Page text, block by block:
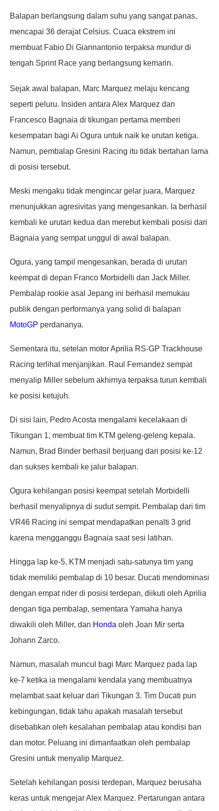
Balapan berlangsung dalam suhu yang sangat panas,
mencapai 36 derajat Celsius. Cuaca ekstrem ini
membuat Fabio Di Giannantonio terpaksa mundur di
tengah Sprint Race yang berlangsung kemarin.
Sejak awal balapan, Marc Marquez melaju kencang
seperti peluru. Insiden antara Alex Marquez dan
Francesco Bagnaia di tikungan pertama memberi
kesempatan bagi Ai Ogura untuk naik ke urutan ketiga.
Namun, pembalap Gresini Racing itu tidak bertahan lama
di posisi tersebut.
Meski mengaku tidak mengincar gelar juara, Marquez
menunjukkan agresivitas yang mengesankan. Ia berhasil
kembali ke urutan kedua dan merebut kembali posisi dari
Bagnaia yang sempat unggul di awal balapan.
Ogura, yang tampil mengesankan, berada di urutan
keempat di depan Franco Morbidelli dan Jack Miller.
Pembalap rookie asal Jepang ini berhasil memukau
publik dengan performanya yang solid di balapan
MotoGP perdananya.
Sementara itu, setelan motor Aprilia RS-GP Trackhouse
Racing terlihat menjanjikan. Raul Fernandez sempat
menyalip Miller sebelum akhirnya terpaksa turun kembali
ke posisi ketujuh.
Di sisi lain, Pedro Acosta mengalami kecelakaan di
Tikungan 1, membuat tim KTM geleng-geleng kepala.
Namun, Brad Binder berhasil berjuang dari posisi ke-12
dan sukses kembali ke jalur balapan.
Ogura kehilangan posisi keempat setelah Morbidelli
berhasil menyalipnya di sudut sempit. Pembalap dari tim
VR46 Racing ini sempat mendapatkan penalti 3 grid
karena mengganggu Bagnaia saat sesi latihan.
Hingga lap ke-5, KTM menjadi satu-satunya tim yang
tidak memiliki pembalap di 10 besar. Ducati mendominasi
dengan empat rider di posisi terdepan, diikuti oleh Aprilia
dengan tiga pembalap, sementara Yamaha hanya
diwakili oleh Miller, dan Honda oleh Joan Mir serta
Johann Zarco.
Namun, masalah muncul bagi Marc Marquez pada lap
ke-7 ketika ia mengalami kendala yang membuatnya
melambat saat keluar dari Tikungan 3. Tim Ducati pun
kebingungan, tidak tahu apakah masalah tersebut
disebabkan oleh kesalahan pembalap atau kondisi ban
dan motor. Peluang ini dimanfaatkan oleh pembalap
Gresini untuk menyalip Marquez.
Setelah kehilangan posisi terdepan, Marquez berusaha
keras untuk mengejar Alex Marquez. Pertarungan antara